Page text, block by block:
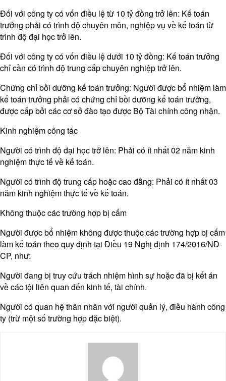
Đối với công ty có vốn điều lệ từ 10 tỷ đồng trở lên: Kế toán
trưởng phải có trình độ chuyên môn, nghiệp vụ về kế toán từ
trình độ đại học trở lên.​
Đối với công ty có vốn điều lệ dưới 10 tỷ đồng: Kế toán trưởng
chỉ cần có trình độ trung cấp chuyên nghiệp trở lên.
Chứng chỉ bồi dưỡng kế toán trưởng: Người được bổ nhiệm làm
kế toán trưởng phải có chứng chỉ bồi dưỡng kế toán trưởng,
được cấp bởi các cơ sở đào tạo được Bộ Tài chính công nhận.
Kinh nghiệm công tác
Người có trình độ đại học trở lên: Phải có ít nhất 02 năm kinh
nghiệm thực tế về kế toán.​
Người có trình độ trung cấp hoặc cao đẳng: Phải có ít nhất 03
năm kinh nghiệm thực tế về kế toán.
Không thuộc các trường hợp bị cấm
Người được bổ nhiệm không được thuộc các trường hợp bị cấm
làm kế toán theo quy định tại Điều 19 Nghị định 174/2016/NĐ-
CP, như:​
Người đang bị truy cứu trách nhiệm hình sự hoặc đã bị kết án
về các tội liên quan đến kinh tế, tài chính.​
Người có quan hệ thân nhân với người quản lý, điều hành công
ty (trừ một số trường hợp đặc biệt).